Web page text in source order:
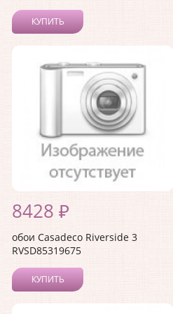
КУПИТЬ
8428 ₽
обои Casadeco Riverside 3
RVSD85319675
КУПИТЬ